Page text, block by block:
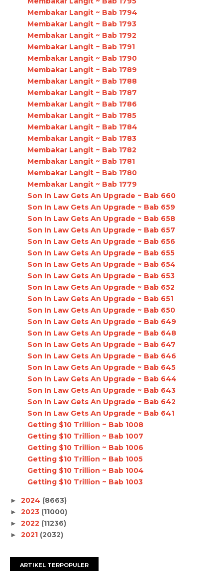
Membakar Langit ~ Bab 1794
Membakar Langit ~ Bab 1793
Membakar Langit ~ Bab 1792
Membakar Langit ~ Bab 1791
Membakar Langit ~ Bab 1790
Membakar Langit ~ Bab 1789
Membakar Langit ~ Bab 1788
Membakar Langit ~ Bab 1787
Membakar Langit ~ Bab 1786
Membakar Langit ~ Bab 1785
Membakar Langit ~ Bab 1784
Membakar Langit ~ Bab 1783
Membakar Langit ~ Bab 1782
Membakar Langit ~ Bab 1781
Membakar Langit ~ Bab 1780
Membakar Langit ~ Bab 1779
Son In Law Gets An Upgrade ~ Bab 660
Son In Law Gets An Upgrade ~ Bab 659
Son In Law Gets An Upgrade ~ Bab 658
Son In Law Gets An Upgrade ~ Bab 657
Son In Law Gets An Upgrade ~ Bab 656
Son In Law Gets An Upgrade ~ Bab 655
Son In Law Gets An Upgrade ~ Bab 654
Son In Law Gets An Upgrade ~ Bab 653
Son In Law Gets An Upgrade ~ Bab 652
Son In Law Gets An Upgrade ~ Bab 651
Son In Law Gets An Upgrade ~ Bab 650
Son In Law Gets An Upgrade ~ Bab 649
Son In Law Gets An Upgrade ~ Bab 648
Son In Law Gets An Upgrade ~ Bab 647
Son In Law Gets An Upgrade ~ Bab 646
Son In Law Gets An Upgrade ~ Bab 645
Son In Law Gets An Upgrade ~ Bab 644
Son In Law Gets An Upgrade ~ Bab 643
Son In Law Gets An Upgrade ~ Bab 642
Son In Law Gets An Upgrade ~ Bab 641
Getting $10 Trillion ~ Bab 1008
Getting $10 Trillion ~ Bab 1007
Getting $10 Trillion ~ Bab 1006
Getting $10 Trillion ~ Bab 1005
Getting $10 Trillion ~ Bab 1004
Getting $10 Trillion ~ Bab 1003
► 2024 (8663)
► 2023 (11000)
► 2022 (11236)
► 2021 (2032)
ARTIKEL TERPOPULER